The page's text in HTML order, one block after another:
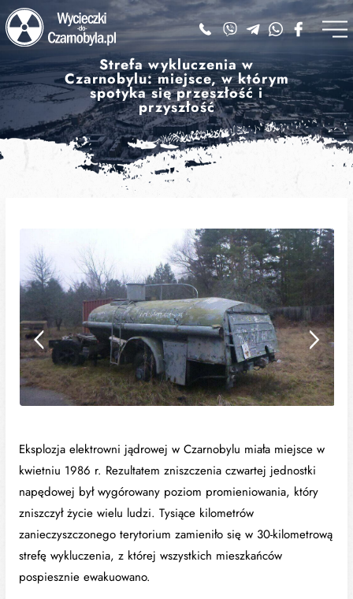
Strefa wykluczenia w
Czarnobylu: miejsce, w którym
spotyka się przeszłość i
przyszłość
Eksplozja elektrowni jądrowej w Czarnobylu miała miejsce w
kwietniu 1986 r. Rezultatem zniszczenia czwartej jednostki
napędowej był wygórowany poziom promieniowania, który
zniszczył życie wielu ludzi. Tysiące kilometrów
zanieczyszczonego terytorium zamieniło się w 30-kilometrową
strefę wykluczenia, z której wszystkich mieszkańców
pospiesznie ewakuowano.